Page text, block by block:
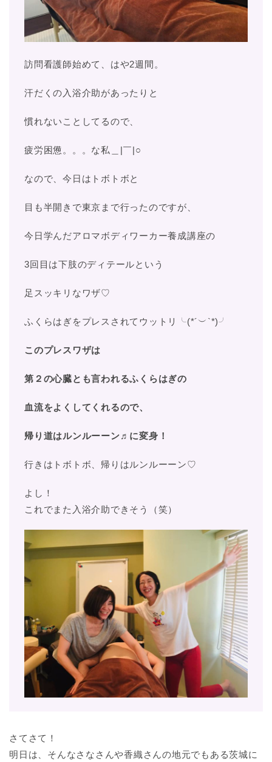
訪問看護師始めて、はや2週間。
汗だくの入浴介助があったりと
慣れないことしてるので、
疲労困憊。。。な私＿|￣|○
なので、今日はトボトボと
目も半開きで東京まで行ったのですが、
今日学んだアロマボディワーカー養成講座の
3回目は下肢のディテールという
足スッキリなワザ♡
ふくらはぎをプレスされてウットリ╰(*´︶`*)╯
このプレスワザは
第２の心臓とも言われるふくらはぎの
血流をよくしてくれるので、
帰り道はルンルーーン♬に変身！
行きはトボトボ、帰りはルンルーーン♡
よし！
これでまた入浴介助できそう（笑）
さてさて！
明日は、そんなさなさんや香織さんの地元でもある茨城に